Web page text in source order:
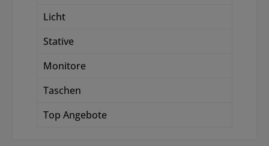
Licht
Stative
Monitore
Taschen
Top Angebote